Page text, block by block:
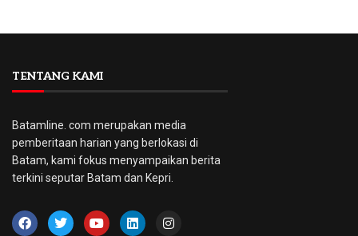
TENTANG KAMI
Batamline. com merupakan media
pemberitaan harian yang berlokasi di
Batam, kami fokus menyampaikan berita
terkini seputar Batam dan Kepri.